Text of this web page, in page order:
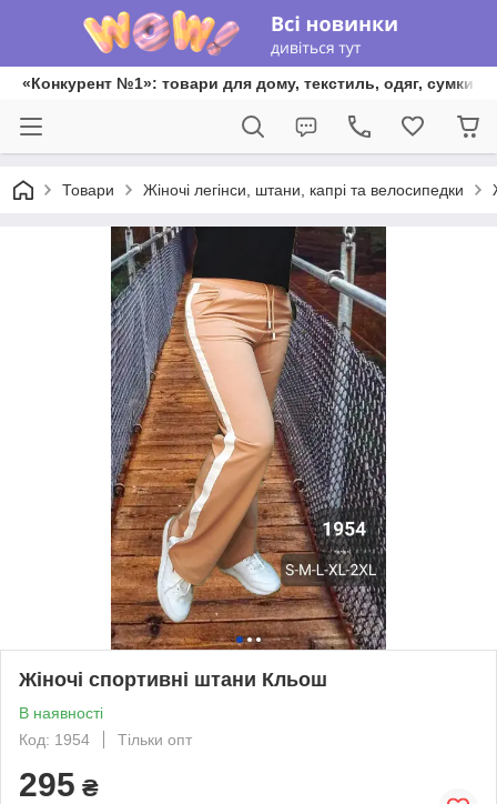
«Конкурент №1»: товари для дому, текстиль, одяг, сумки
Товари Жіночі легінси, штани, капрі та велосипедки
Жіночі спортивні штани Кльош
В наявності
Код: 1954
Тільки опт
295 ₴